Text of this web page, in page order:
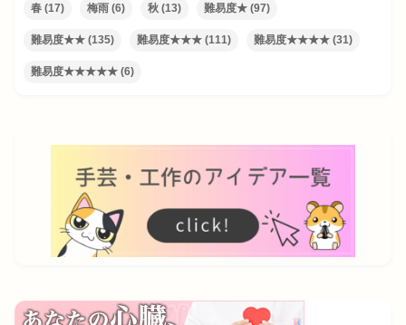
春 (17) 梅雨 (6) 秋 (13) 難易度★ (97)
難易度★★ (135) 難易度★★★ (111) 難易度★★★★ (31)
難易度★★★★★ (6)